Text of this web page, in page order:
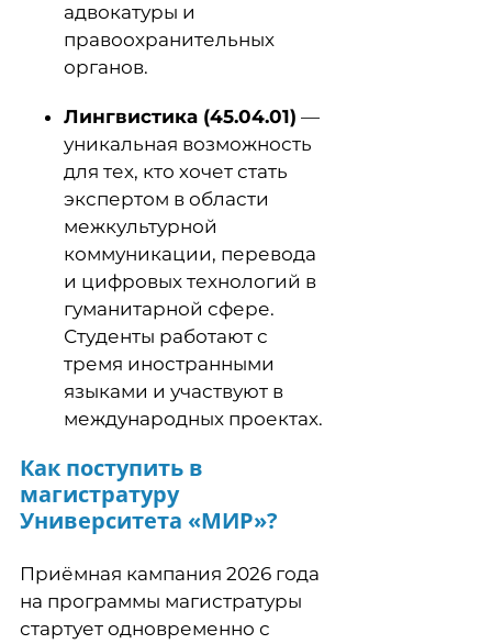
адвокатуры и
правоохранительных
органов.
Лингвистика (45.04.01) —
уникальная возможность
для тех, кто хочет стать
экспертом в области
межкультурной
коммуникации, перевода
и цифровых технологий в
гуманитарной сфере.
Студенты работают с
тремя иностранными
языками и участвуют в
международных проектах.
Как поступить в
магистратуру
Университета «МИР»?
Приёмная кампания 2026 года
на программы магистратуры
стартует одновременно с